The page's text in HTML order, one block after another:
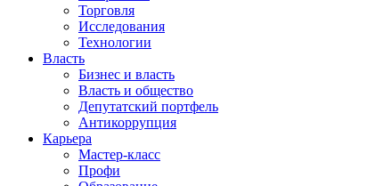
Торговля
Исследования
Технологии
Власть
Бизнес и власть
Власть и общество
Депутатский портфель
Антикоррупция
Карьера
Мастер-класс
Профи